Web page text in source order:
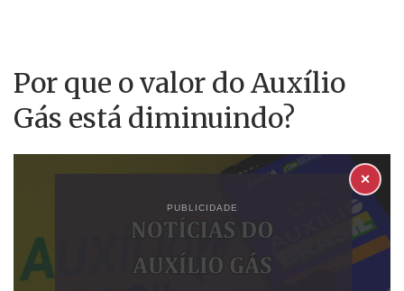
Por que o valor do Auxílio
Gás está diminuindo?
PUBLICIDADE
✕